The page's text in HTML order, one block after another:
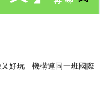
又好玩 機構連同一班 國際